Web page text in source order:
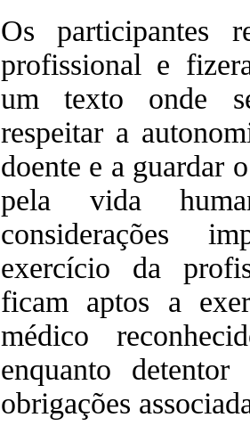
Os participantes
profissional e
um texto onde
respeitar a
doente e a guardar
pela vida
considerações
exercício da
ficam aptos a
médico
enquanto
obrigações